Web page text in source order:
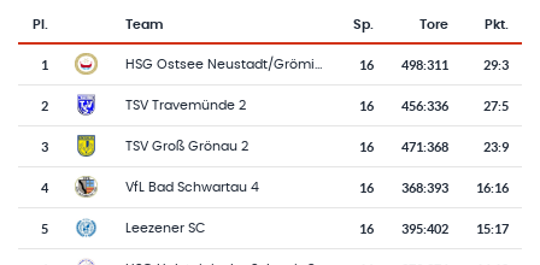
Tabelle mit Vereinsplatzierungen, Spielen, Toren und Punkten
Pl.
Team-Logo
Team Sp. Tore Pkt.
1 16 498:311 29:3
2 TSV Travemünde 2 16 456:336 27:5
3 TSV Groß Grönau 2 16 471:368 23:9
4 VfL Bad Schwartau 4 16 368:393 16:16
5 Leezener SC 16 395:402 15:17